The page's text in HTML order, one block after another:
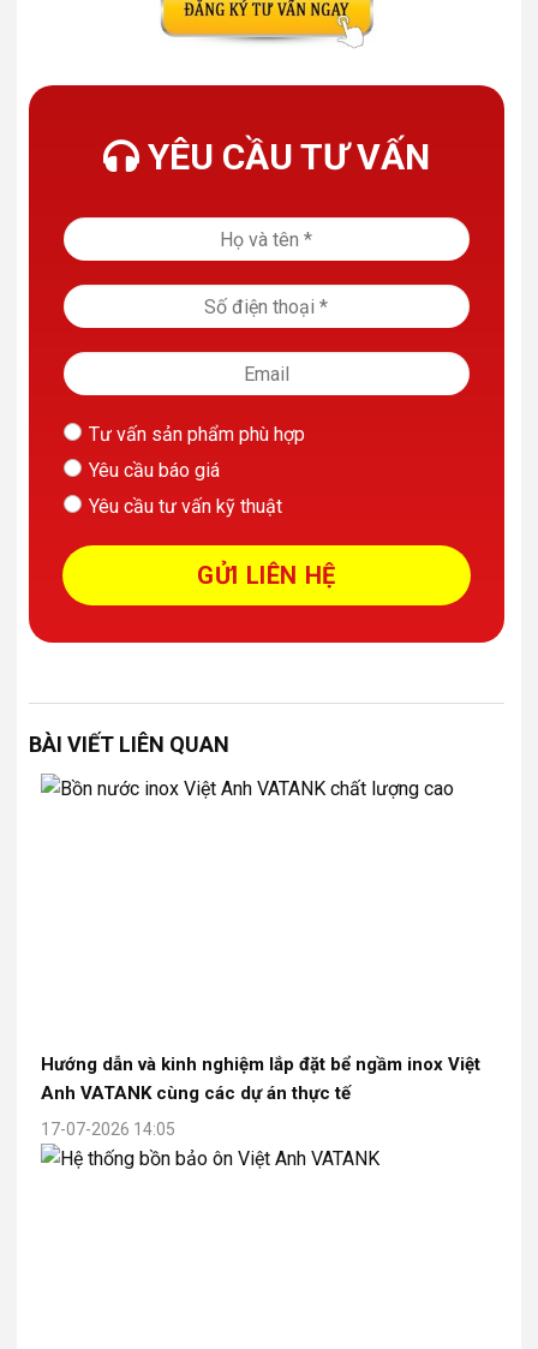
YÊU CẦU TƯ VẤN
Tư vấn sản phẩm phù hợp
Yêu cầu báo giá
Yêu cầu tư vấn kỹ thuật
BÀI VIẾT LIÊN QUAN
Hướng dẫn và kinh nghiệm lắp đặt bể ngầm inox Việt
Anh VATANK cùng các dự án thực tế
17-07-2026 14:05